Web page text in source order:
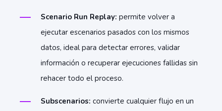
Scenario Run Replay: permite volver a
ejecutar escenarios pasados con los mismos
datos, ideal para detectar errores, validar
información o recuperar ejecuciones fallidas sin
rehacer todo el proceso.
Subscenarios: convierte cualquier flujo en un